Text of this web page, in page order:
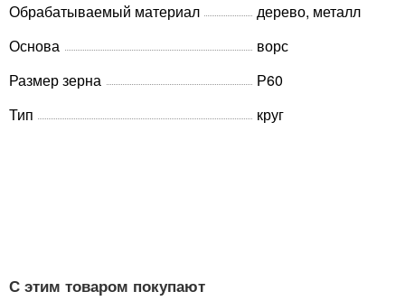
Обрабатываемый материал
дерево, металл
Основа
ворс
Размер зерна
Р60
Тип
круг
С этим товаром покупают